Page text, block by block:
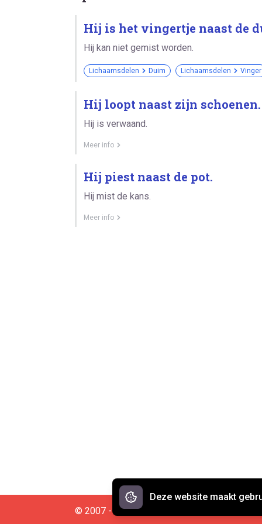
Hij is het vingertje naast de
Hij kan niet gemist worden.
Lichaamsdelen Duim Lichaamsdelen Vinger
Hij loopt naast zijn schoenen.
Hij is verwaand.
Meer info
Hij piest naast de pot.
Hij mist de kans.
Meer info
© 2007 - 2026 Spreekwoorden.nl
Deze website maakt